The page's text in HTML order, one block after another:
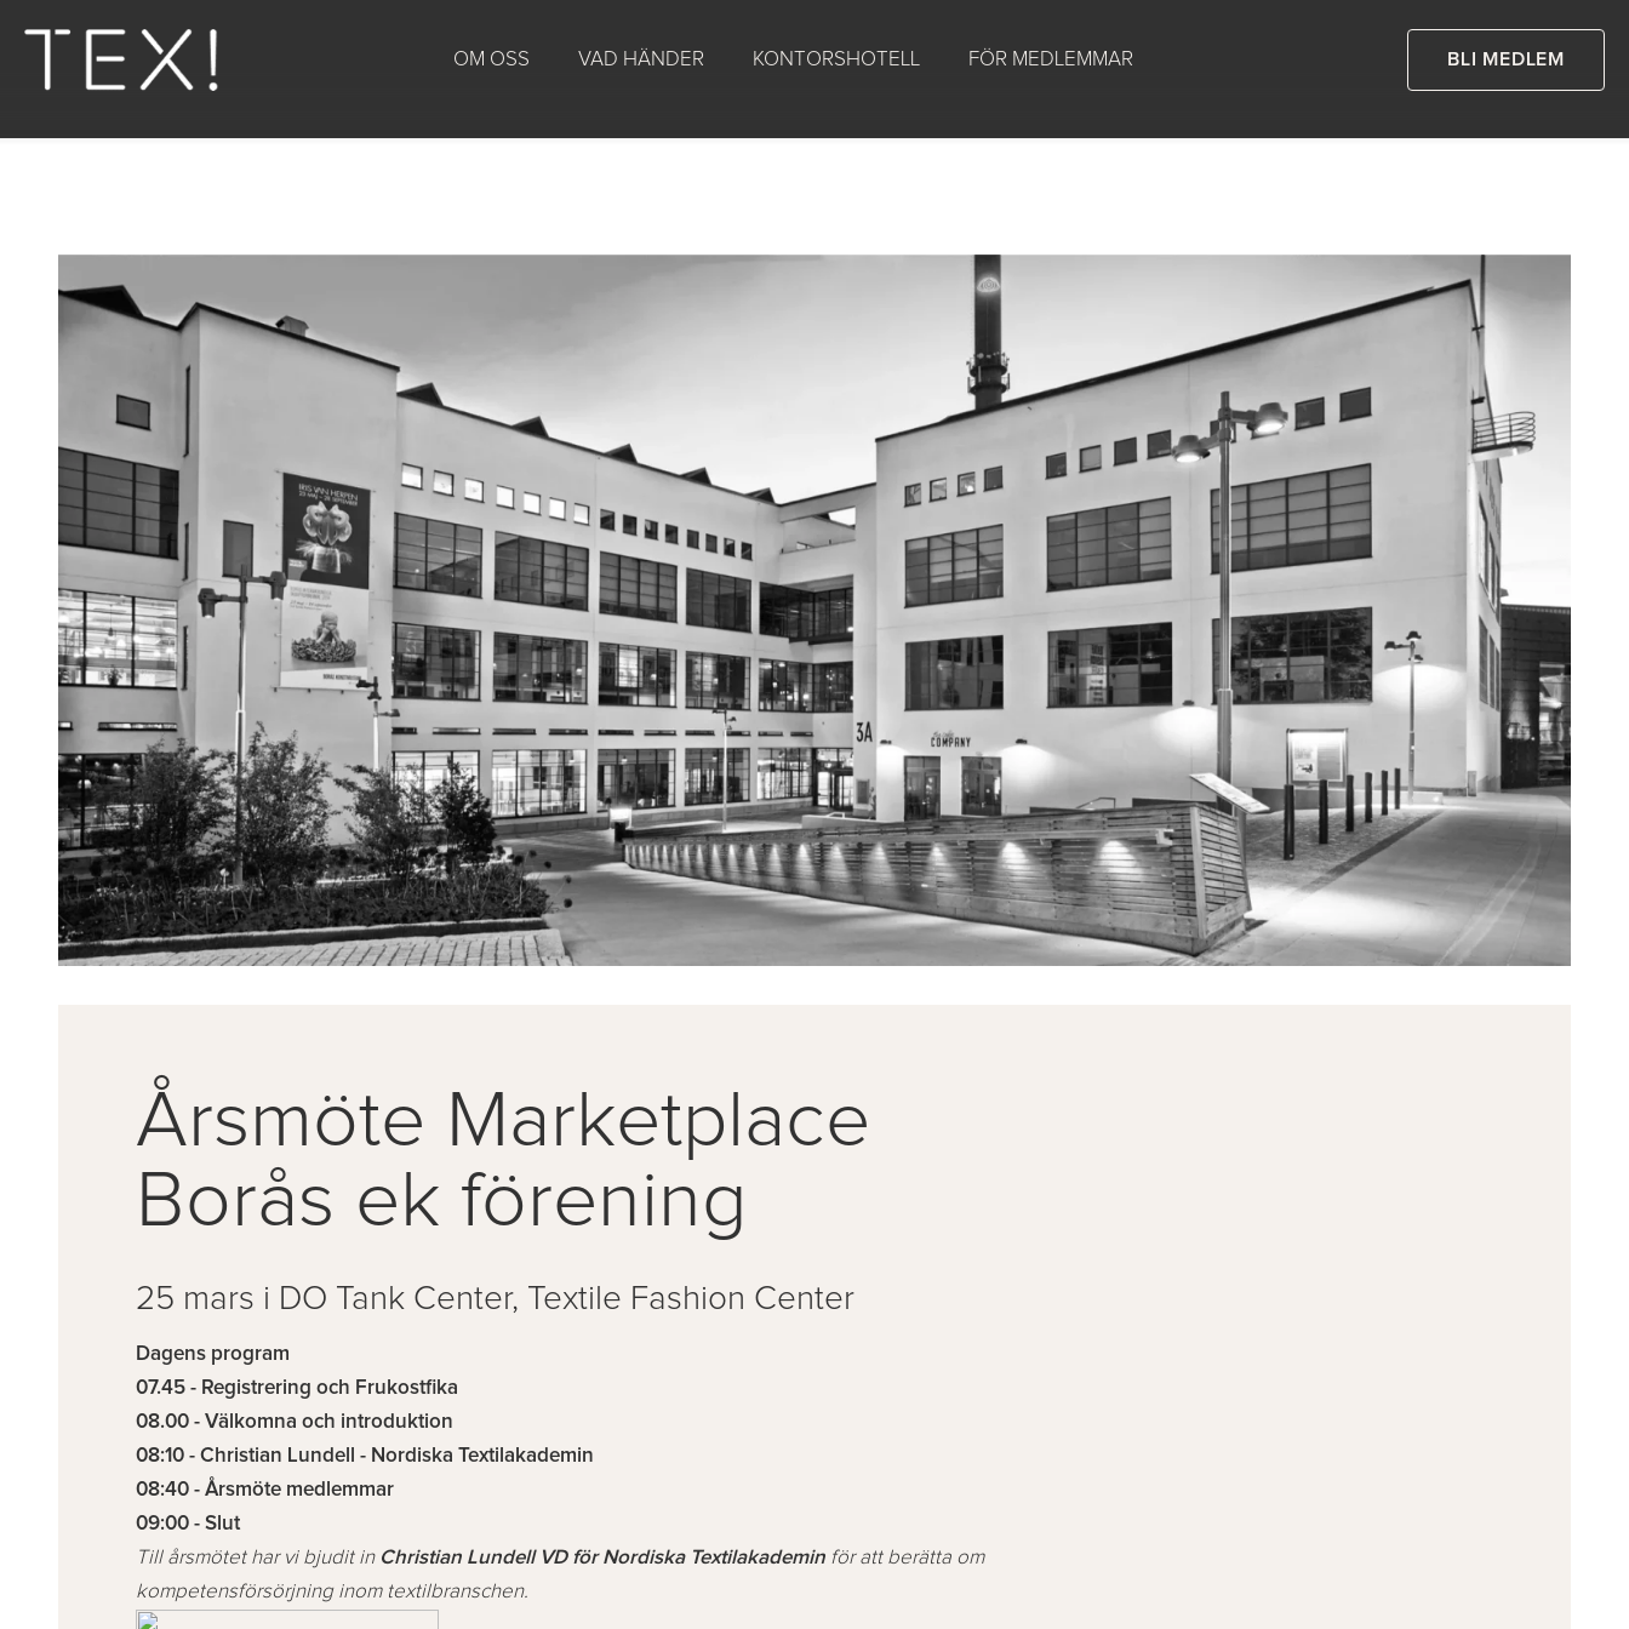
OM OSS VAD HÄNDER KONTORSHOTELL FÖR MEDLEMMAR BLI MEDLEM
Årsmöte Marketplace
Borås ek förening
25 mars i DO Tank Center, Textile Fashion Center
Dagens program
07.45 - Registrering och Frukostfika
08.00 - Välkomna och introduktion
08:10 - Christian Lundell - Nordiska Textilakademin
08:40 - Årsmöte medlemmar
09:00 - Slut
Till årsmötet har vi bjudit in Christian Lundell VD för Nordiska Textilakademin för att berätta om
kompetensförsörjning inom textilbranschen.